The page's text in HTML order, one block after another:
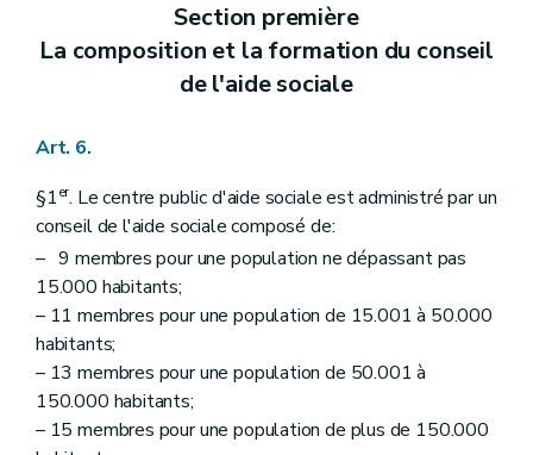
Art. 59
Art. 60
bis
Art. 63
Art. 64
Art. 65
Art. 66
Art. 67
Art. 68
Section 3 Des avances sur pensions alimentaires et du recouvrement de ces pensions
Art. 68
Art. 68ter
Art. 68quater
Section 4 Aide spécifique au paiement de pensions alimentaires en faveur d'enfants
Art. 68quinquies
Section première
La composition et la formation du conseil
de l'aide sociale
Art. 6.
§1er. Le centre public d'aide sociale est administré par un
conseil de l'aide sociale composé de:
– 9 membres pour une population ne dépassant pas
15.000 habitants;
– 11 membres pour une population de 15.001 à 50.000
habitants;
– 13 membres pour une population de 50.001 à
150.000 habitants;
– 15 membres pour une population de plus de 150.000